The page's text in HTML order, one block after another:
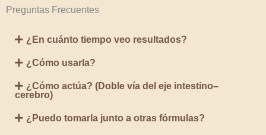
Preguntas Frecuentes
¿En cuánto tiempo veo resultados?
¿Cómo usarla?
¿Cómo actúa? (Doble vía del eje intestino–
cerebro)
¿Puedo tomarla junto a otras fórmulas?